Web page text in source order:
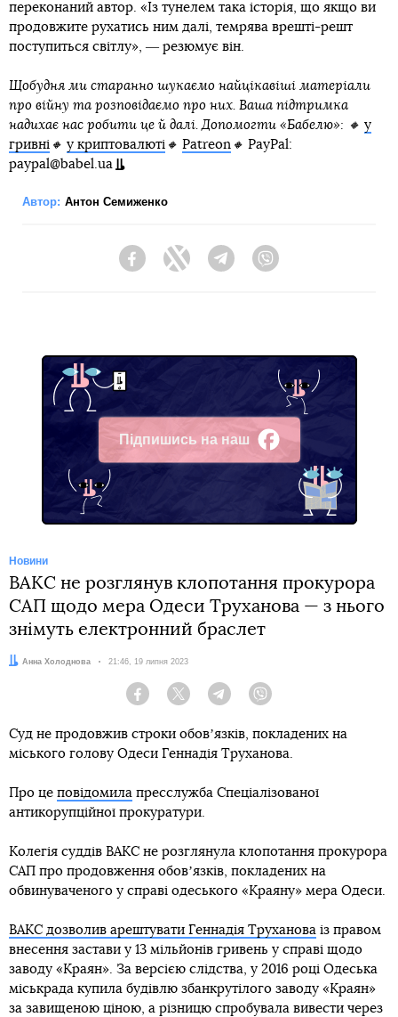
переконаний автор. «Із тунелем така історія, що якщо ви
продовжите рухатись ним далі, темрява врешті-решт
поступиться світлу», ― резюмує він.
Щобудня ми старанно шукаємо найцікавіші матеріали
про війну та розповідаємо про них. Ваша підтримка
надихає нас робити це й далі. Допомогти «Бабелю»: 🔸 у
гривні 🔸 у криптовалюті 🔸 Patreon 🔸 PayPal:
paypal@babel.ua
Автор: Антон Семиженко
FacebookTwitter Telegram
Підпишись на наш
Facebook
Новини
ВАКС не розглянув клопотання прокурора
САП щодо мера Одеси Труханова — з нього
знімуть електронний браслет
Автор:
Анна Холоднова Дата:
21:46, 19 липня 2023
Facebook Twitter Telegram
Суд не продовжив строки обовʼязків, покладених на
міського голову Одеси Геннадія Труханова.
Про це повідомила пресслужба Спеціалізованої
антикорупційної прокуратури.
Колегія суддів ВАКС не розглянула клопотання прокурора
САП про продовження обовʼязків, покладених на
обвинуваченого у справі одеського «Краяну» мера Одеси.
ВАКС дозволив арештувати Геннадія Труханова із правом
внесення застави у 13 мільйонів гривень у справі щодо
заводу «Краян». За версією слідства, у 2016 році Одеська
міськрада купила будівлю збанкрутілого заводу «Краян»
за завищеною ціною, а різницю спробувала вивести через